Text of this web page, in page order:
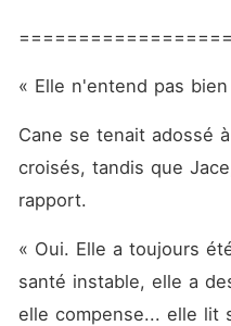
« Elle n'entend pas bien
Cane se tenait adossé
croisés, tandis que
rapport.
« Oui. Elle a toujours
santé instable, elle a
elle compense... elle lit